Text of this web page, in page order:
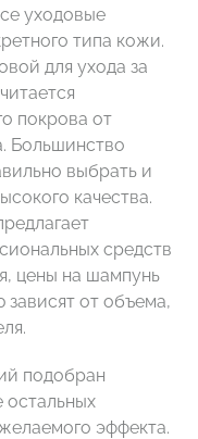
уходовые
типа кожи.
для ухода за
покрова от
Большинство
выбрать и
качества.
средств
цены на шампунь
от объема,
подобран
остальных
эффекта.